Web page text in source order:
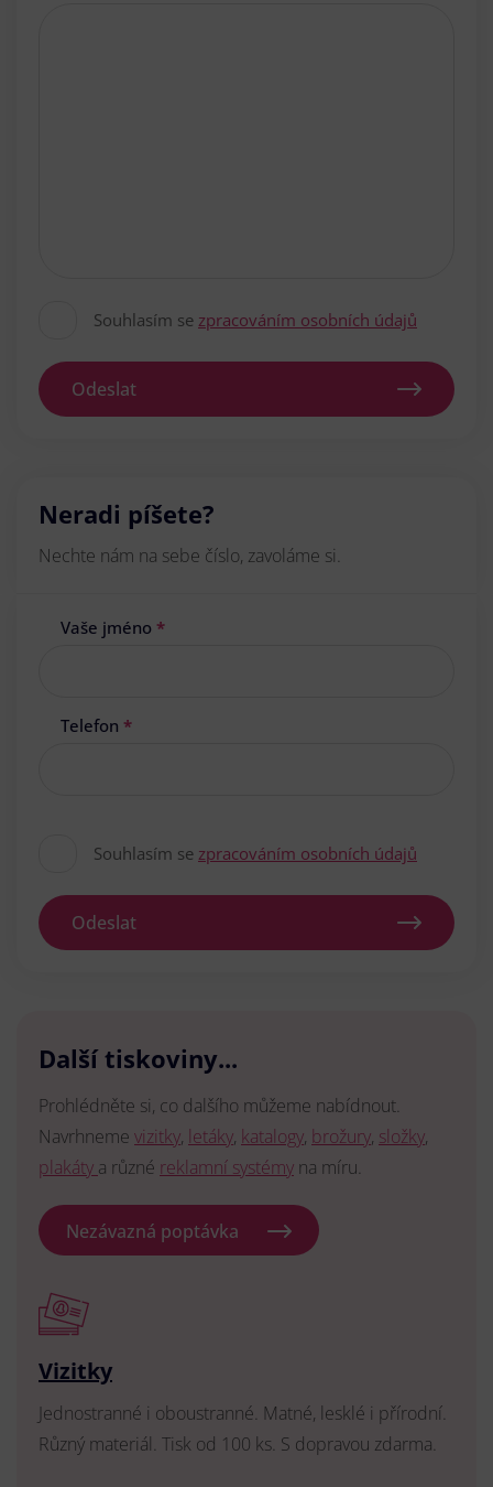
Souhlasím se zpracováním osobních údajů
Odeslat
Neradi píšete?
Nechte nám na sebe číslo, zavoláme si.
Vaše jméno *
Telefon *
Souhlasím se zpracováním osobních údajů
Odeslat
Další tiskoviny...
Prohlédněte si, co dalšího můžeme nabídnout.
Navrhneme vizitky, letáky, katalogy, brožury, složky,
plakáty a různé reklamní systémy na míru.
Nezávazná poptávka
Vizitky
Jednostranné i oboustranné. Matné, lesklé i přírodní.
Různý materiál. Tisk od 100 ks. S dopravou zdarma.